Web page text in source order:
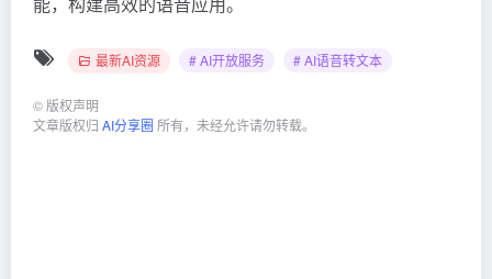
最新AI资源 # AI开放服务 # AI语音转文本
© 版权声明
文章版权归 AI分享圈 所有，未经允许请勿转载。